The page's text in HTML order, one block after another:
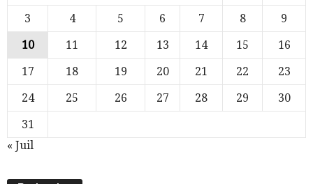
3
4 5 6 7 8
9
10
11 12 13 14 15
16
17
18 19 20 21 22
23
24
25 26 27 28 29
30
31
« Juil